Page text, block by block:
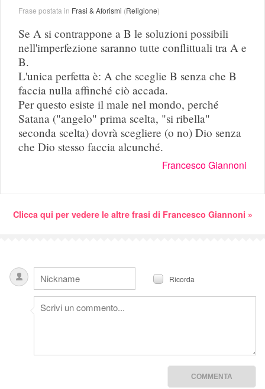
Frase postata in Frasi & Aforismi (Religione)
Se A si contrappone a B le soluzioni possibili
nell'imperfezione saranno tutte conflittuali tra A e
B.
L'unica perfetta è: A che sceglie B senza che B
faccia nulla affinché ciò accada.
Per questo esiste il male nel mondo, perché
Satana ("angelo" prima scelta, "si ribella"
seconda scelta) dovrà scegliere (o no) Dio senza
che Dio stesso faccia alcunché.
Francesco Giannoni
Clicca qui per vedere le altre frasi di Francesco Giannoni »
Ricorda